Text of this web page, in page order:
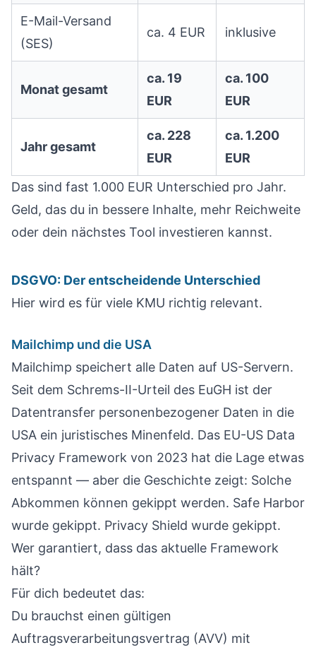
E-Mail-Versand
(SES)
ca. 4 EUR inklusive
Monat gesamt
ca. 19
EUR
ca. 100
EUR
Jahr gesamt
ca. 228
EUR
ca. 1.200
EUR
Das sind fast 1.000 EUR Unterschied pro Jahr.
Geld, das du in bessere Inhalte, mehr Reichweite
oder dein nächstes Tool investieren kannst.
DSGVO: Der entscheidende Unterschied
Hier wird es für viele KMU richtig relevant.
Mailchimp und die USA
Mailchimp speichert alle Daten auf US-Servern.
Seit dem Schrems-II-Urteil des EuGH ist der
Datentransfer personenbezogener Daten in die
USA ein juristisches Minenfeld. Das EU-US Data
Privacy Framework von 2023 hat die Lage etwas
entspannt — aber die Geschichte zeigt: Solche
Abkommen können gekippt werden. Safe Harbor
wurde gekippt. Privacy Shield wurde gekippt.
Wer garantiert, dass das aktuelle Framework
hält?
Für dich bedeutet das:
Du brauchst einen gültigen
Auftragsverarbeitungsvertrag (AVV) mit